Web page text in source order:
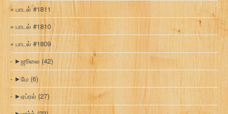
பாடல் #1811
பாடல் #1810
பாடல் #1809
►ஜூலை (42)
►மே (6)
►ஏப்ரல் (27)